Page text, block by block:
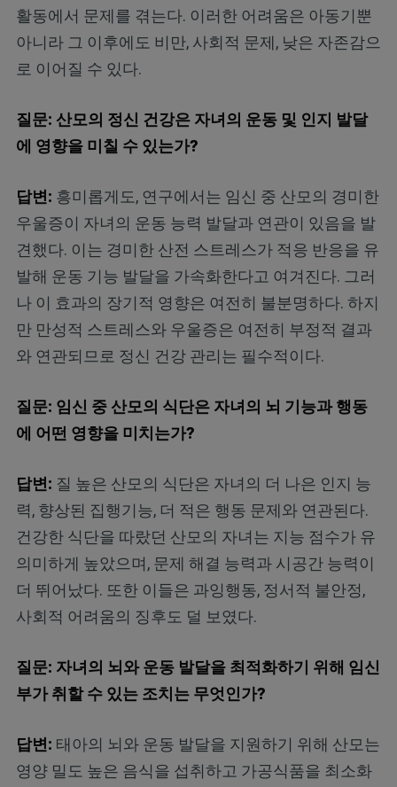
활동에서 문제를 겪는다. 이러한 어려움은 아동기뿐
아니라 그 이후에도 비만, 사회적 문제, 낮은 자존감으
로 이어질 수 있다.
질문: 산모의 정신 건강은 자녀의 운동 및 인지 발달
에 영향을 미칠 수 있는가?
답변: 흥미롭게도, 연구에서는 임신 중 산모의 경미한
우울증이 자녀의 운동 능력 발달과 연관이 있음을 발
견했다. 이는 경미한 산전 스트레스가 적응 반응을 유
발해 운동 기능 발달을 가속화한다고 여겨진다. 그러
나 이 효과의 장기적 영향은 여전히 불분명하다. 하지
만 만성적 스트레스와 우울증은 여전히 부정적 결과
와 연관되므로 정신 건강 관리는 필수적이다.
질문: 임신 중 산모의 식단은 자녀의 뇌 기능과 행동
에 어떤 영향을 미치는가?
답변: 질 높은 산모의 식단은 자녀의 더 나은 인지 능
력, 향상된 집행기능, 더 적은 행동 문제와 연관된다.
건강한 식단을 따랐던 산모의 자녀는 지능 점수가 유
의미하게 높았으며, 문제 해결 능력과 시공간 능력이
더 뛰어났다. 또한 이들은 과잉행동, 정서적 불안정,
사회적 어려움의 징후도 덜 보였다.
질문: 자녀의 뇌와 운동 발달을 최적화하기 위해 임신
부가 취할 수 있는 조치는 무엇인가?
답변: 태아의 뇌와 운동 발달을 지원하기 위해 산모는
영양 밀도 높은 음식을 섭취하고 가공식품을 최소화